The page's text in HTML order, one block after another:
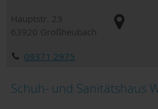
Hauptstr. 23
63920 Großheubach
09371 2975
Schuh- und Sanitätshaus